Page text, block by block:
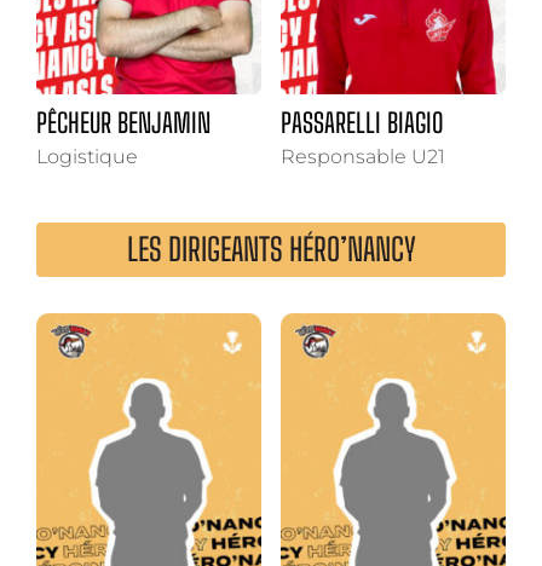
PÊCHEUR BENJAMIN
Logistique
PASSARELLI BIAGIO
Responsable U21
LES DIRIGEANTS HÉRO’NANCY